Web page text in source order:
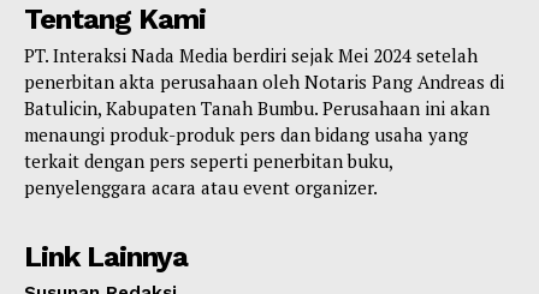
Tentang Kami
PT. Interaksi Nada Media berdiri sejak Mei 2024 setelah
penerbitan akta perusahaan oleh Notaris Pang Andreas di
Batulicin, Kabupaten Tanah Bumbu. Perusahaan ini akan
menaungi produk-produk pers dan bidang usaha yang
terkait dengan pers seperti penerbitan buku,
penyelenggara acara atau event organizer.
Link Lainnya